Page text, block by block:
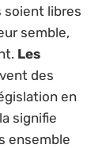
soient libres
semble,
Les
des
en
signifie
ensemble